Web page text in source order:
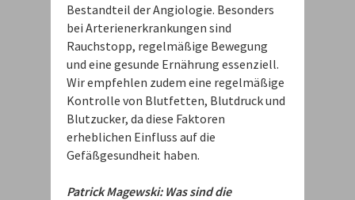
Bestandteil der Angiologie. Besonders
bei Arterienerkrankungen sind
Rauchstopp, regelmäßige Bewegung
und eine gesunde Ernährung essenziell.
Wir empfehlen zudem eine regelmäßige
Kontrolle von Blutfetten, Blutdruck und
Blutzucker, da diese Faktoren
erheblichen Einfluss auf die
Gefäßgesundheit haben.
Patrick Magewski: Was sind die